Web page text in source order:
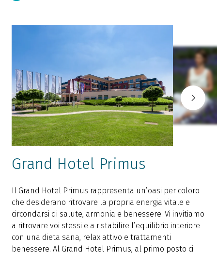
Grand Hotel Primus
Il Grand Hotel Primus rappresenta un’oasi per coloro
che desiderano ritrovare la propria energia vitale e
circondarsi di salute, armonia e benessere. Vi invitiamo
a ritrovare voi stessi e a ristabilire l’equilibrio interiore
con una dieta sana, relax attivo e trattamenti
benessere. Al Grand Hotel Primus, al primo posto ci